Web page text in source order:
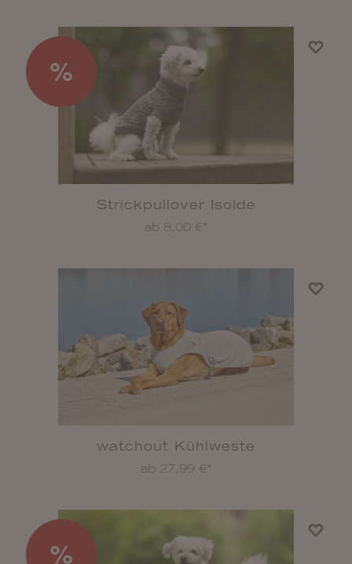
Rukka Pets Overall Protect
ab 77,90 €*
Rukka Pets Fleece-Jacke Comfy
ab 39,90 €*